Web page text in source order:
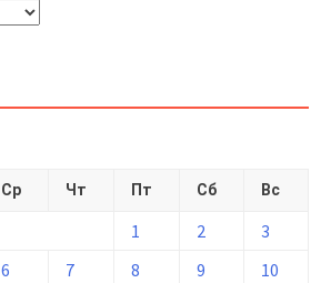
Ср Чт Пт Сб Вс
1 2
3
6 7 8 9
10